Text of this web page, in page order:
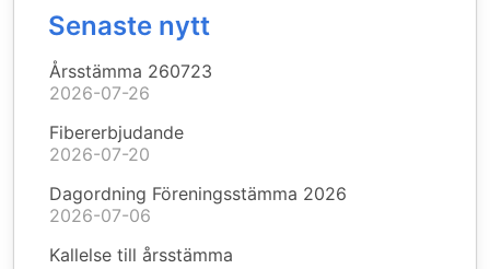
Senaste nytt
Årsstämma 260723
2026-07-26
Fibererbjudande
2026-07-20
Dagordning Föreningsstämma 2026
2026-07-06
Kallelse till årsstämma